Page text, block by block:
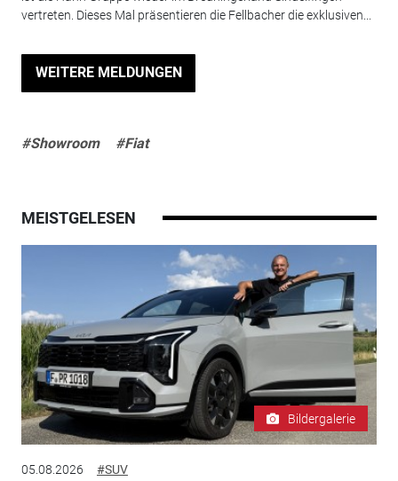
vertreten. Dieses Mal präsentieren die Fellbacher die exklusiven...
WEITERE MELDUNGEN
#Showroom #Fiat
MEISTGELESEN
Bildergalerie
05.08.2026 #SUV